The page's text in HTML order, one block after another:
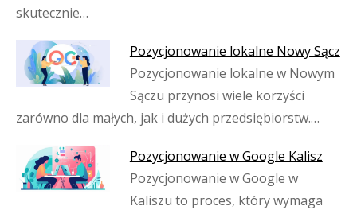
skutecznie…
Pozycjonowanie lokalne Nowy Sącz
Pozycjonowanie lokalne w Nowym
Sączu przynosi wiele korzyści
zarówno dla małych, jak i dużych przedsiębiorstw.…
Pozycjonowanie w Google Kalisz
Pozycjonowanie w Google w
Kaliszu to proces, który wymaga